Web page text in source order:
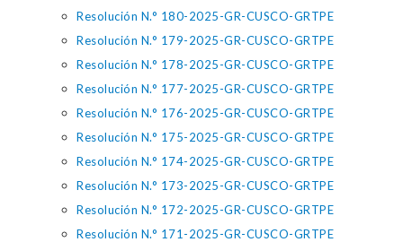
Resolución N.° 180-2025-GR-CUSCO-GRTPE
Resolución N.° 179-2025-GR-CUSCO-GRTPE
Resolución N.° 178-2025-GR-CUSCO-GRTPE
Resolución N.° 177-2025-GR-CUSCO-GRTPE
Resolución N.° 176-2025-GR-CUSCO-GRTPE
Resolución N.° 175-2025-GR-CUSCO-GRTPE
Resolución N.° 174-2025-GR-CUSCO-GRTPE
Resolución N.° 173-2025-GR-CUSCO-GRTPE
Resolución N.° 172-2025-GR-CUSCO-GRTPE
Resolución N.° 171-2025-GR-CUSCO-GRTPE